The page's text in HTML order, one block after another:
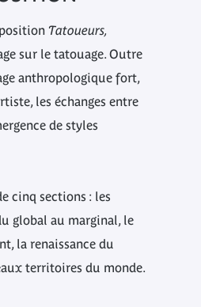
Tatoueurs,
sur le tatouage. Outre
anthropologique fort,
les échanges entre
de styles
cinq sections : les
global au marginal, le
la renaissance du
territoires du monde.